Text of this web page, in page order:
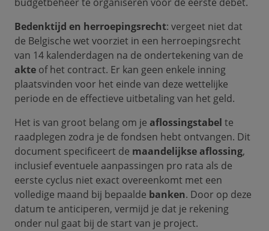
Bedenktijd en herroepingsrecht: vergeet niet dat
de Belgische wet voorziet in een herroepingsrecht
van 14 kalenderdagen na de ondertekening van de
akte of het contract. Er kan geen enkele inning
plaatsvinden voor het einde van deze wettelijke
periode en de effectieve uitbetaling van het geld.
Het is van groot belang om je aflossingstabel te
raadplegen zodra je de fondsen hebt ontvangen. Dit
document specificeert de maandelijkse aflossing,
inclusief eventuele aanpassingen pro rata als de
eerste cyclus niet exact overeenkomt met een
volledige maand bij bepaalde banken. Door op deze
datum te anticiperen, vermijd je dat je rekening
onder nul gaat bij de start van je project.